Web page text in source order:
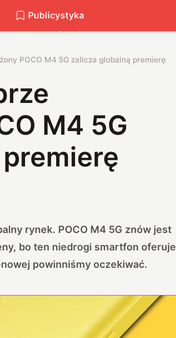
Publicystyka
POCO M4 5G zalicza globalną premierę
M4 5G
rynek. POCO M4 5G znów jest
bo ten niedrogi smartfon oferuje
powinniśmy oczekiwać.